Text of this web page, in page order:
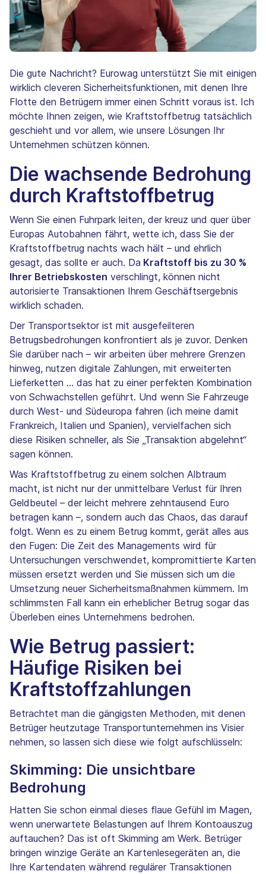
Die gute Nachricht? Eurowag unterstützt Sie mit einigen
wirklich cleveren Sicherheitsfunktionen, mit denen Ihre
Flotte den Betrügern immer einen Schritt voraus ist. Ich
möchte Ihnen zeigen, wie Kraftstoffbetrug tatsächlich
geschieht und vor allem, wie unsere Lösungen Ihr
Unternehmen schützen können.
Die wachsende Bedrohung
durch Kraftstoffbetrug
Wenn Sie einen Fuhrpark leiten, der kreuz und quer über
Europas Autobahnen fährt, wette ich, dass Sie der
Kraftstoffbetrug nachts wach hält – und ehrlich
gesagt, das sollte er auch. Da Kraftstoff bis zu 30 %
Ihrer Betriebskosten verschlingt, können nicht
autorisierte Transaktionen Ihrem Geschäftsergebnis
wirklich schaden.
Der Transportsektor ist mit ausgefeilteren
Betrugsbedrohungen konfrontiert als je zuvor. Denken
Sie darüber nach – wir arbeiten über mehrere Grenzen
hinweg, nutzen digitale Zahlungen, mit erweiterten
Lieferketten ... das hat zu einer perfekten Kombination
von Schwachstellen geführt. Und wenn Sie Fahrzeuge
durch West- und Südeuropa fahren (ich meine damit
Frankreich, Italien und Spanien), vervielfachen sich
diese Risiken schneller, als Sie „Transaktion abgelehnt“
sagen können.
Was Kraftstoffbetrug zu einem solchen Albtraum
macht, ist nicht nur der unmittelbare Verlust für Ihren
Geldbeutel – der leicht mehrere zehntausend Euro
betragen kann –, sondern auch das Chaos, das darauf
folgt. Wenn es zu einem Betrug kommt, gerät alles aus
den Fugen: Die Zeit des Managements wird für
Untersuchungen verschwendet, kompromittierte Karten
müssen ersetzt werden und Sie müssen sich um die
Umsetzung neuer Sicherheitsmaßnahmen kümmern. Im
schlimmsten Fall kann ein erheblicher Betrug sogar das
Überleben eines Unternehmens bedrohen.
Wie Betrug passiert:
Häufige Risiken bei
Kraftstoffzahlungen
Betrachtet man die gängigsten Methoden, mit denen
Betrüger heutzutage Transportunternehmen ins Visier
nehmen, so lassen sich diese wie folgt aufschlüsseln:
Skimming: Die unsichtbare
Bedrohung
Hatten Sie schon einmal dieses flaue Gefühl im Magen,
wenn unerwartete Belastungen auf Ihrem Kontoauszug
auftauchen? Das ist oft Skimming am Werk. Betrüger
bringen winzige Geräte an Kartenlesegeräten an, die
Ihre Kartendaten während regulärer Transaktionen